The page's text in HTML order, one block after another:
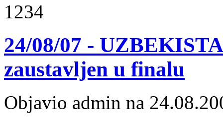
1234
24/08/07 -
zaustavljen u finalu
Objavio admin na